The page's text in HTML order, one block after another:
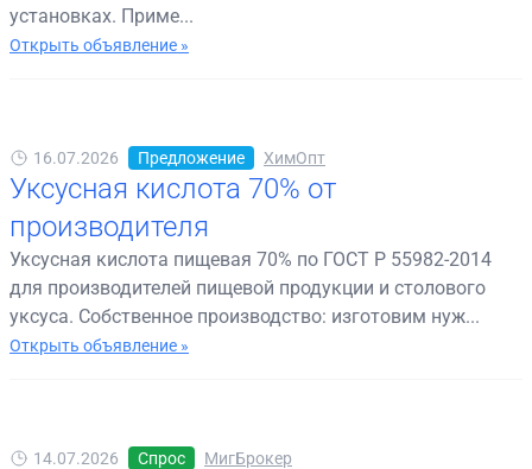
установках. Приме...
Открыть объявление »
16.07.2026 Предложение ХимОпт
Уксусная кислота 70% от
производителя
Уксусная кислота пищевая 70% по ГОСТ Р 55982-2014
для производителей пищевой продукции и столового
уксуса. Собственное производство: изготовим нуж...
Открыть объявление »
14.07.2026 Спрос МигБрокер